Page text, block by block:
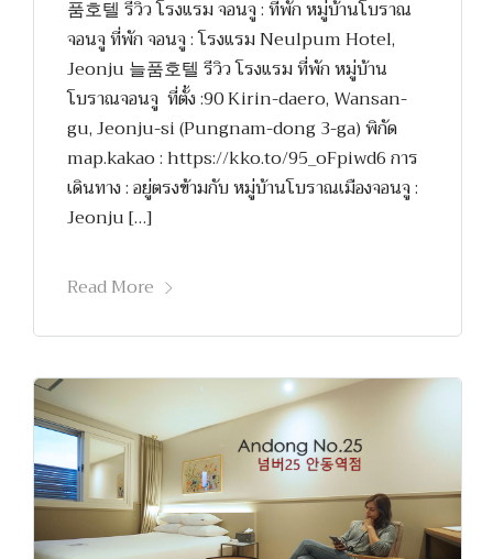
품호텔 รีวิว โรงแรม จอนจู : ที่พัก หมู่บ้านโบราณ
จอนจู ที่พัก จอนจู : โรงแรม Neulpum Hotel,
Jeonju 늘품호텔 รีวิว โรงแรม ที่พัก หมู่บ้าน
โบราณจอนจู ที่ตั้ง :90 Kirin-daero, Wansan-
gu, Jeonju-si (Pungnam-dong 3-ga) พิกัด
map.kakao : https://kko.to/95_oFpiwd6 การ
เดินทาง : อยู่ตรงข้ามกับ หมู่บ้านโบราณเมืองจอนจู :
Jeonju […]
Read More